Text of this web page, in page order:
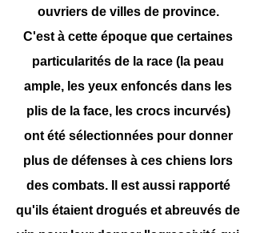
ouvriers de villes de province.
C'est à cette époque que certaines
particularités de la race (la peau
ample, les yeux enfoncés dans les
plis de la face, les crocs incurvés)
ont été sélectionnées pour donner
plus de défenses à ces chiens lors
des combats. Il est aussi rapporté
qu'ils étaient drogués et abreuvés de